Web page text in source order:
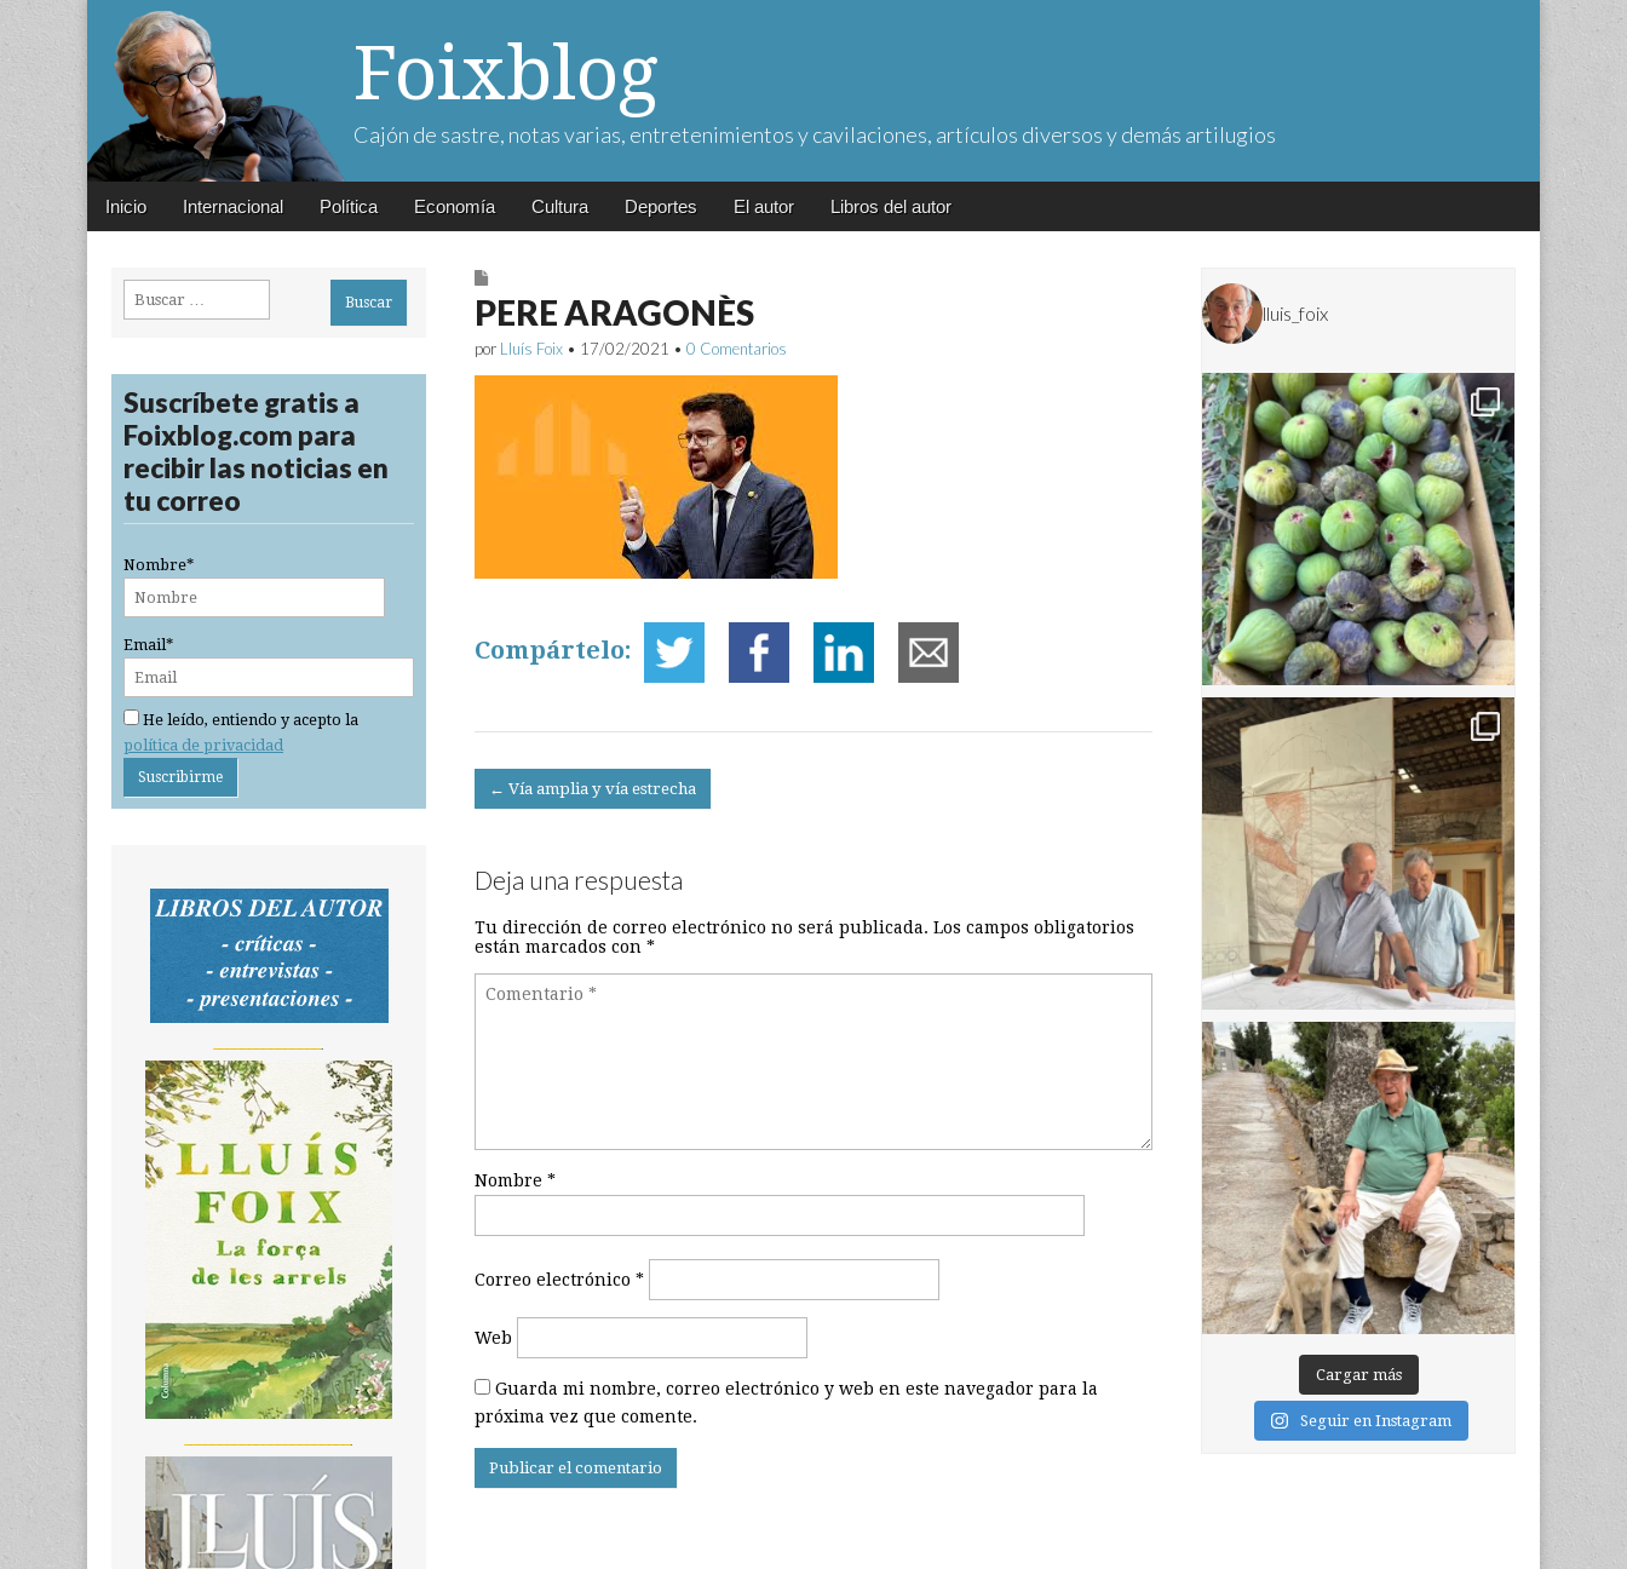
Foixblog
Cajón de sastre, notas varias, entretenimientos y cavilaciones, artículos diversos y demás artilugios
Main
Skip
Inicio Internacional Política Economía Cultura Deportes El autor Libros del autor
PERE ARAGONÈS
por Lluís Foix • 17/02/2021 • 0 Comentarios
Compártelo:
Post
navigation
← Vía amplia y vía estrecha
Deja una respuesta
Tu dirección de correo electrónico no será publicada. Los campos obligatorios
están marcados con *
Nombre *
Correo electrónico *
Web
Guarda mi nombre, correo electrónico y web en este navegador para la
próxima vez que comente.
Buscar:
Suscríbete gratis a
Foixblog.com para
recibir las noticias en
tu correo
Nombre*
Email*
He leído, entiendo y acepto la
política de privacidad
lluis_foix
Cargar más
Seguir en Instagram